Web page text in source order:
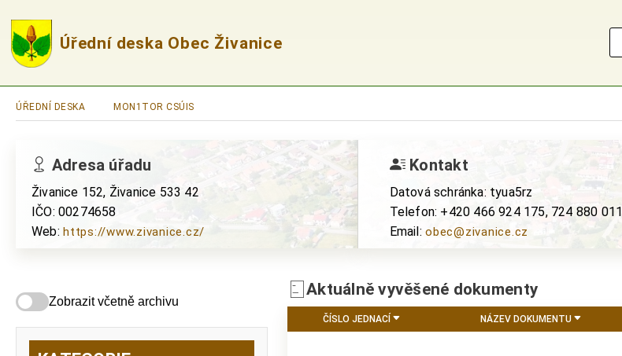
Úřední deska Obec Živanice
ÚŘEDNÍ DESKA MON1TOR CSÚIS
Adresa úřadu
Živanice 152, Živanice 533 42
IČO: 00274658
Web: https://www.zivanice.cz/
Kontakt
Datová schránka: tyua5rz
Telefon: +420 466 924 175, 724 880 011
Email:obec@zivanice.cz
Zobrazit včetně archivu
Aktuálně vyvěšené dokumenty
ČÍSLO JEDNACÍ NÁZEV DOKUMENTU